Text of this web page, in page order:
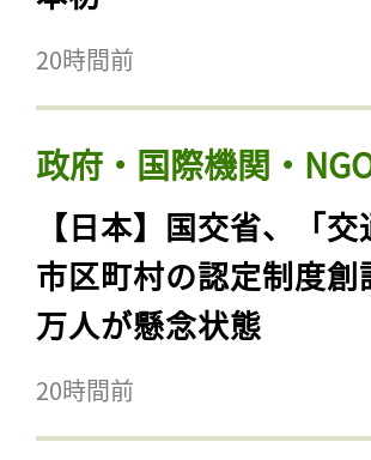
20時間前
政府・国際機関・
【日本】国交省、「
市区町村の認定制度
万人が懸念状態
20時間前